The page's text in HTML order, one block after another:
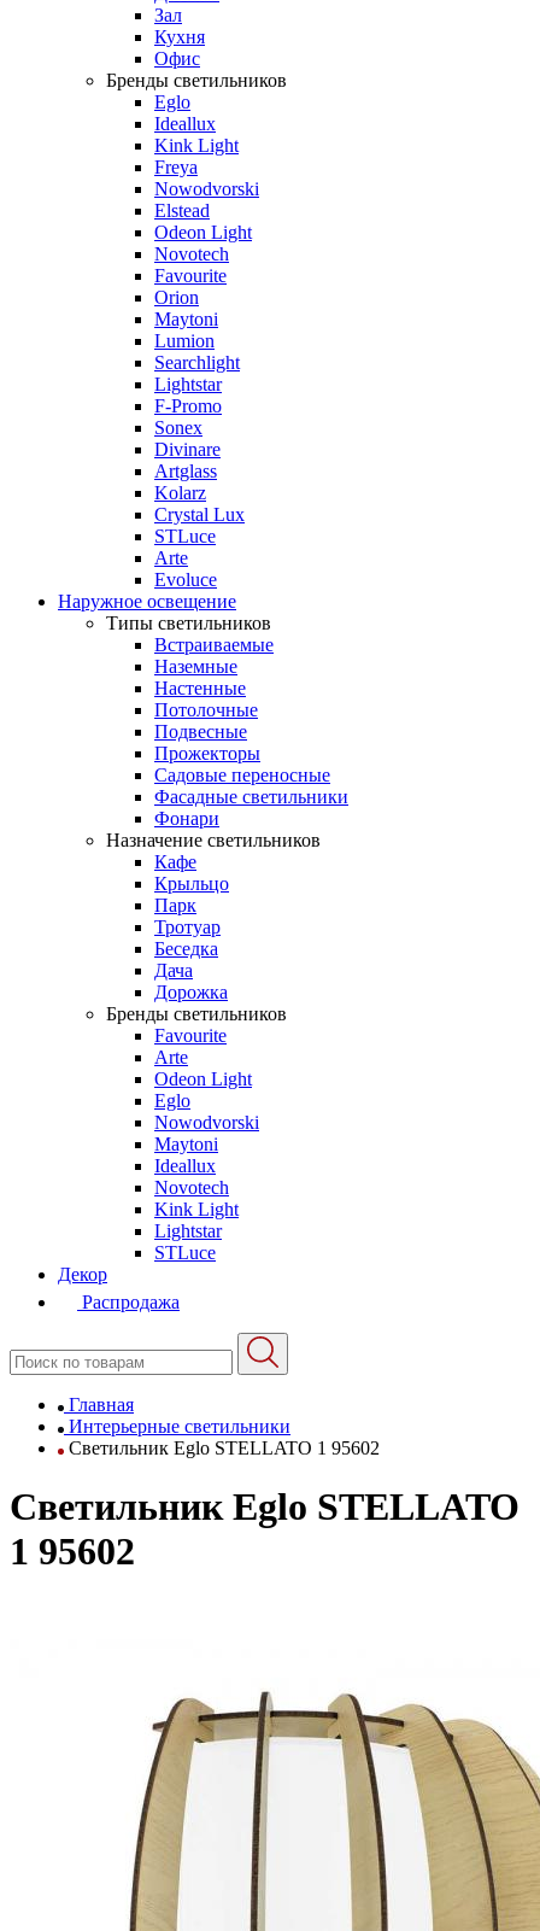
Зал
Кухня
Офис
Бренды светильников
Eglo
Ideallux
Kink Light
Freya
Nowodvorski
Elstead
Odeon Light
Novotech
Favourite
Orion
Maytoni
Lumion
Searchlight
Lightstar
F-Promo
Sonex
Divinare
Artglass
Kolarz
Crystal Lux
STLuce
Arte
Evoluce
Наружное освещение
Типы светильников
Встраиваемые
Наземные
Настенные
Потолочные
Подвесные
Прожекторы
Садовые переносные
Фасадные светильники
Фонари
Назначение светильников
Кафе
Крыльцо
Парк
Тротуар
Беседка
Дача
Дорожка
Бренды светильников
Favourite
Arte
Odeon Light
Eglo
Nowodvorski
Maytoni
Ideallux
Novotech
Kink Light
Lightstar
STLuce
Декор
Распродажа
Главная
Интерьерные светильники
Светильник Eglo STELLATO 1 95602
Светильник Eglo STELLATO
1 95602